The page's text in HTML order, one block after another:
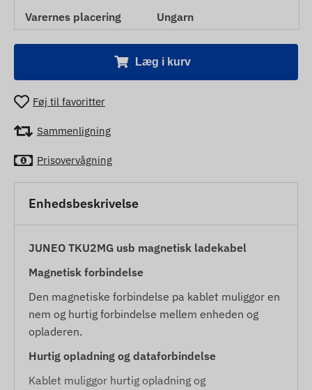
Varernes placering
Ungarn
Læg i kurv
Føj til favoritter
Sammenligning
Prisovervågning
Enhedsbeskrivelse
JUNEO TKU2MG usb magnetisk ladekabel
Magnetisk forbindelse
Den magnetiske forbindelse pa kablet muliggor en
nem og hurtig forbindelse mellem enheden og
opladeren.
Hurtig opladning og dataforbindelse
Kablet muliggor hurtig opladning og